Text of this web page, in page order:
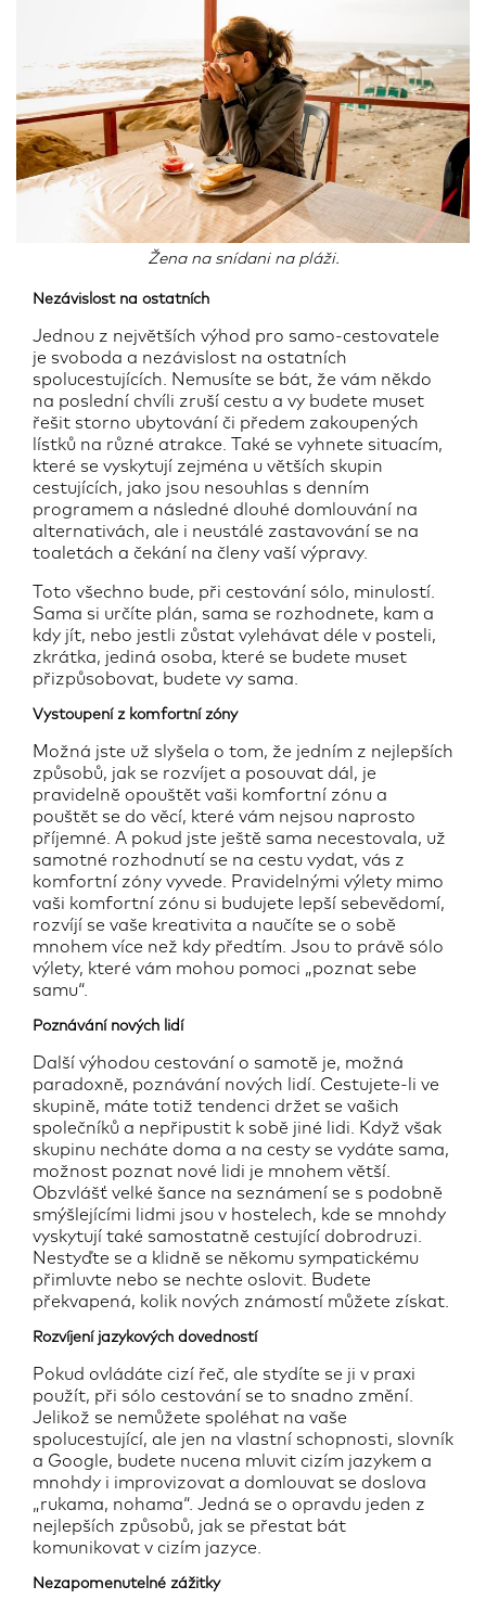
Žena na snídani na pláži.
Nezávislost na ostatních
Jednou z největších výhod pro samo-cestovatele
je svoboda a nezávislost na ostatních
spolucestujících. Nemusíte se bát, že vám někdo
na poslední chvíli zruší cestu a vy budete muset
řešit storno ubytování či předem zakoupených
lístků na různé atrakce. Také se vyhnete situacím,
které se vyskytují zejména u větších skupin
cestujících, jako jsou nesouhlas s denním
programem a následné dlouhé domlouvání na
alternativách, ale i neustálé zastavování se na
toaletách a čekání na členy vaší výpravy.
Toto všechno bude, při cestování sólo, minulostí.
Sama si určíte plán, sama se rozhodnete, kam a
kdy jít, nebo jestli zůstat vylehávat déle v posteli,
zkrátka, jediná osoba, které se budete muset
přizpůsobovat, budete vy sama.
Vystoupení z komfortní zóny
Možná jste už slyšela o tom, že jedním z nejlepších
způsobů, jak se rozvíjet a posouvat dál, je
pravidelně opouštět vaši komfortní zónu a
pouštět se do věcí, které vám nejsou naprosto
příjemné. A pokud jste ještě sama necestovala, už
samotné rozhodnutí se na cestu vydat, vás z
komfortní zóny vyvede. Pravidelnými výlety mimo
vaši komfortní zónu si budujete lepší sebevědomí,
rozvíjí se vaše kreativita a naučíte se o sobě
mnohem více než kdy předtím. Jsou to právě sólo
výlety, které vám mohou pomoci „poznat sebe
samu“.
Poznávání nových lidí
Další výhodou cestování o samotě je, možná
paradoxně, poznávání nových lidí. Cestujete-li ve
skupině, máte totiž tendenci držet se vašich
společníků a nepřipustit k sobě jiné lidi. Když však
skupinu necháte doma a na cesty se vydáte sama,
možnost poznat nové lidi je mnohem větší.
Obzvlášť velké šance na seznámení se s podobně
smýšlejícími lidmi jsou v hostelech, kde se mnohdy
vyskytují také samostatně cestující dobrodruzi.
Nestyďte se a klidně se někomu sympatickému
přimluvte nebo se nechte oslovit. Budete
překvapená, kolik nových známostí můžete získat.
Rozvíjení jazykových dovedností
Pokud ovládáte cizí řeč, ale stydíte se ji v praxi
použít, při sólo cestování se to snadno změní.
Jelikož se nemůžete spoléhat na vaše
spolucestující, ale jen na vlastní schopnosti, slovník
a Google, budete nucena mluvit cizím jazykem a
mnohdy i improvizovat a domlouvat se doslova
„rukama, nohama“. Jedná se o opravdu jeden z
nejlepších způsobů, jak se přestat bát
komunikovat v cizím jazyce.
Nezapomenutelné zážitky